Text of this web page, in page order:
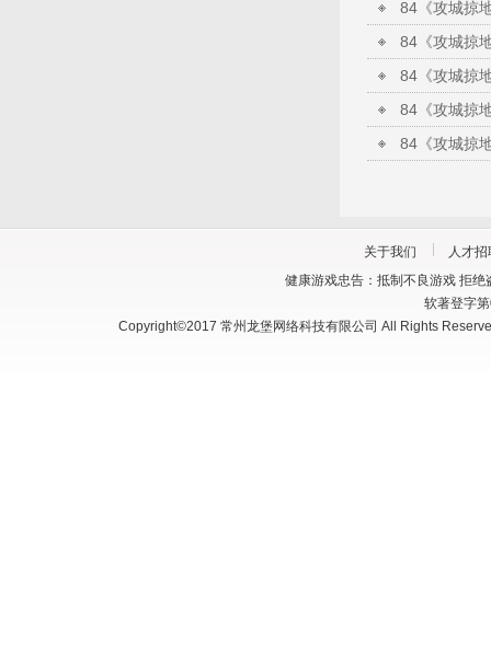
关于我们
人才招
健康游戏忠告：抵制不良游戏 拒
软著登字
Copyright©2017 常州龙堡网络科技有限公司 All Rights